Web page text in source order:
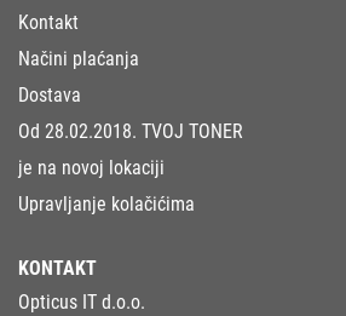
Kontakt
Načini plaćanja
Dostava
Od 28.02.2018. TVOJ TONER
je na novoj lokaciji
Upravljanje kolačićima
KONTAKT
Opticus IT d.o.o.